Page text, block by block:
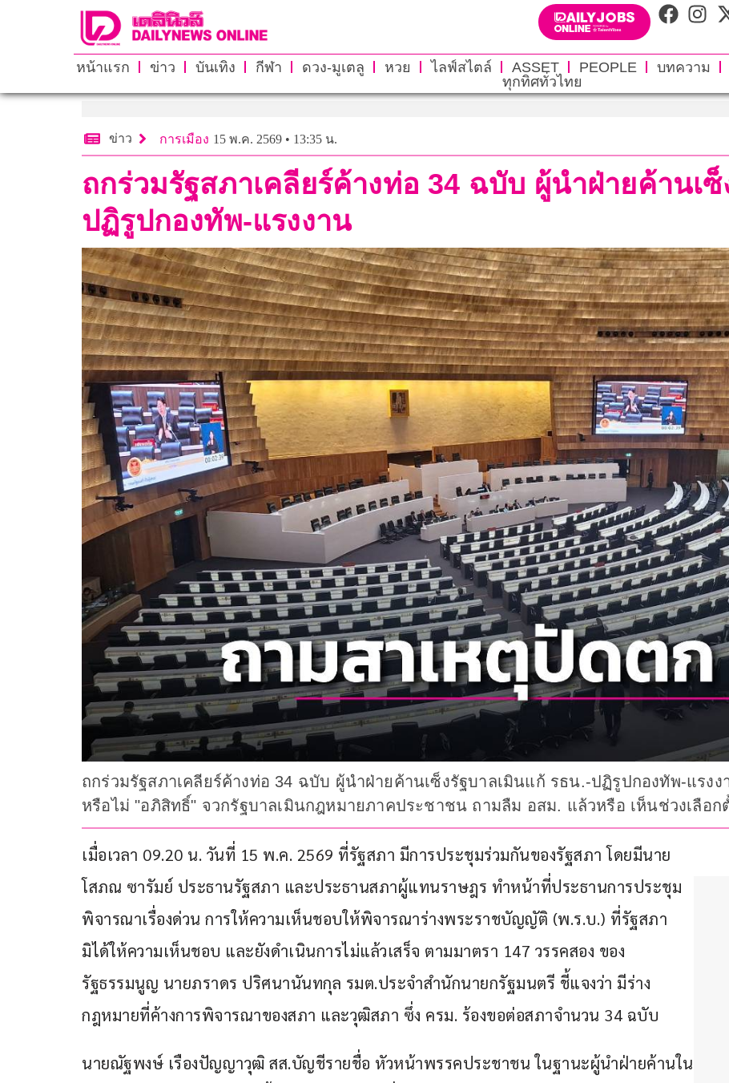
หน้าแรก ข่าว บันเทิง กีฬา ดวง-มูเตลู หวย ไลฟ์สไตล์ ASSET PEOPLE บทความ
ทุกทิศทั่วไทย
ข่าว การเมือง 15 พ.ค. 2569 • 13:35 น.
ถกร่วมรัฐสภาเคลียร์ค้างท่อ 34 ฉบับ ผู้นำฝ่ายค้านเ
ปฏิรูปกองทัพ-แรงงาน
ถกร่วมรัฐสภาเคลียร์ค้างท่อ 34 ฉบับ ผู้นำฝ่ายค้านเซ็งรัฐบาลเมินแก้ รธน.-ปฏิรูปกองทัพ-แรง
หรือไม่ "อภิสิทธิ์" จวกรัฐบาลเมินกฎหมายภาคประชาชน ถามลืม อสม. แล้วหรือ เห็นช่วงเลือ
เมื่อเวลา 09.20 น. วันที่ 15 พ.ค. 2569 ที่รัฐสภา มีการประชุมร่วมกันของรัฐสภา โดยมีนาย
โสภณ ซารัมย์ ประธานรัฐสภา และประธานสภาผู้แทนราษฎร ทำหน้าที่ประธานการประชุม
พิจารณาเรื่องด่วน การให้ความเห็นชอบให้พิจารณาร่างพระราชบัญญัติ (พ.ร.บ.) ที่รัฐสภา
มิได้ให้ความเห็นชอบ และยังดำเนินการไม่แล้วเสร็จ ตามมาตรา 147 วรรคสอง ของ
รัฐธรรมนูญ นายภราดร ปริศนานันทกุล รมต.ประจำสำนักนายกรัฐมนตรี ชี้แจงว่า มีร่าง
กฎหมายที่ค้างการพิจารณาของสภา และวุฒิสภา ซึ่ง ครม. ร้องขอต่อสภาจำนวน 34 ฉบับ
นายณัฐพงษ์ เรืองปัญญาวุฒิ สส.บัญชีรายชื่อ หัวหน้าพรรคประชาชน ในฐานะผู้นำฝ่ายค้านใน